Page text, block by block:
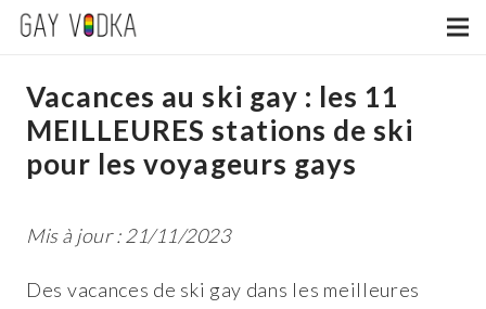
Vacances au ski gay : les 11
MEILLEURES stations de ski
pour les voyageurs gays
Mis à jour : 21/11/2023
Des vacances de ski gay dans les meilleures